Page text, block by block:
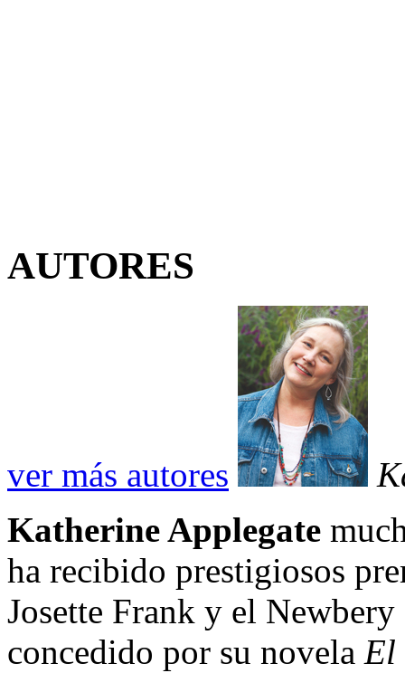
AUTORES
ver más autores
Katherine Applegate
ha recibido prestigiosos
Josette Frank y el
concedido por su novela El